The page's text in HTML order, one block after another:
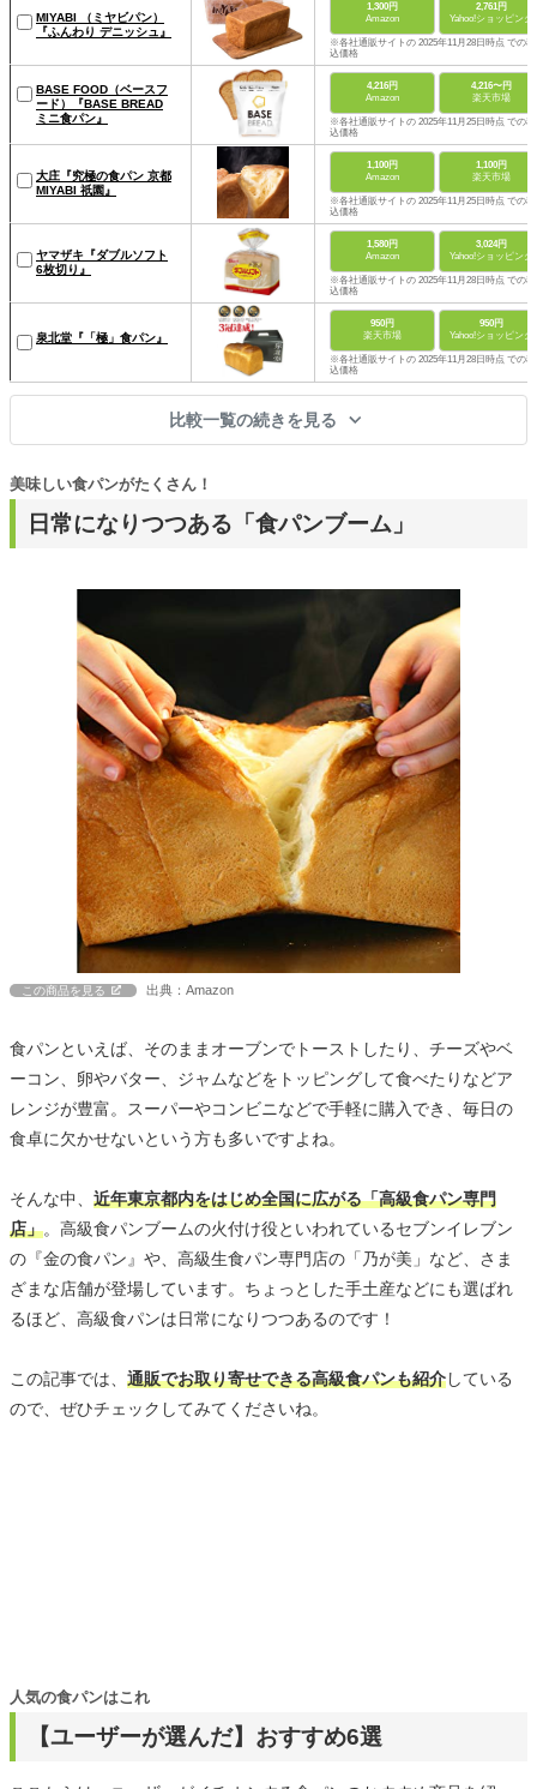
MIYABI （ミヤビパン）
『ふんわり デニッシュ』
1,300円
Amazon
2,761円
Yahoo!ショッピング
※各社通販サイトの 2025年11月28日時点 での税
込価格
BASE FOOD（ベースフ
ード）『BASE BREAD
ミニ食パン』
4,216円
Amazon
4,216〜円
楽天市場
※各社通販サイトの 2025年11月25日時点 での税
込価格
大庄『究極の食パン 京都
MIYABI 祇園』
1,100円
Amazon
1,100円
楽天市場
※各社通販サイトの 2025年11月25日時点 での税
込価格
ヤマザキ『ダブルソフト
6枚切り』
1,580円
Amazon
3,024円
Yahoo!ショッピング
※各社通販サイトの 2025年11月28日時点 での税
込価格
泉北堂『「極」食パン』
950円
楽天市場
950円
Yahoo!ショッピング
※各社通販サイトの 2025年11月28日時点 での税
込価格
比較一覧の続きを見る
日常になりつつある「食パンブーム」
美味しい食パンがたくさん！
この商品を見る 出典：Amazon
食パンといえば、そのままオーブンでトーストしたり、チーズやベ
ーコン、卵やバター、ジャムなどをトッピングして食べたりなどア
レンジが豊富。スーパーやコンビニなどで手軽に購入でき、毎日の
食卓に欠かせないという方も多いですよね。
そんな中、 近年東京都内をはじめ全国に広がる「高級食パン専門
店」。高級食パンブームの火付け役といわれているセブンイレブン
の『金の食パン』や、高級生食パン専門店の「乃が美」など、さま
ざまな店舗が登場しています。ちょっとした手土産などにも選ばれ
るほど、高級食パンは日常になりつつあるのです！
この記事では、 通販でお取り寄せできる高級食パンも紹介している
ので、ぜひチェックしてみてくださいね。
【ユーザーが選んだ】おすすめ6選
人気の食パンはこれ